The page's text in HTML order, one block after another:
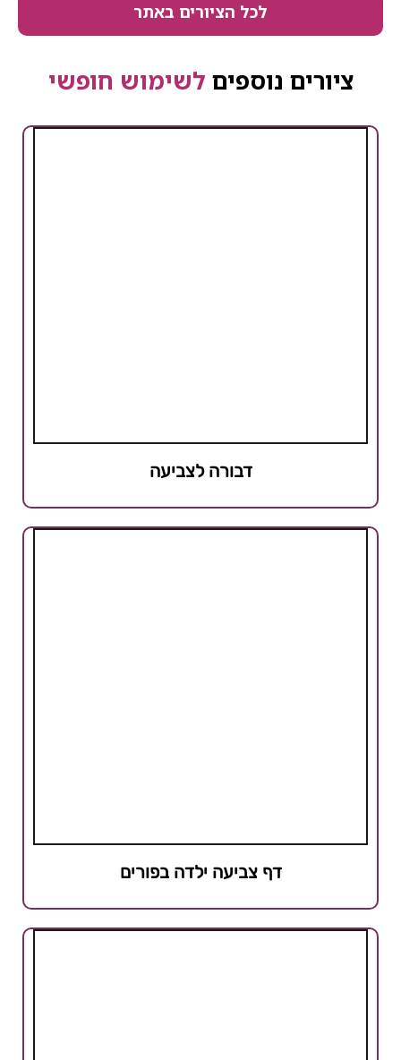
לכל הציורים באתר
ציורים נוספים לשימוש חופשי
דבורה לצביעה
דף צביעה ילדה בפורים